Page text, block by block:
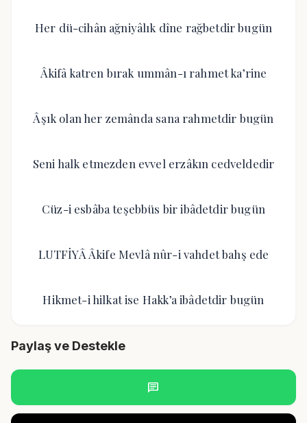
Her dü-cihân ağniyâlık dîne rağbetdir bugün
Âkifâ katren bırak ummân-ı rahmet ka’rine
Âşık olan her zemânda sana rahmetdir bugün
Seni halk etmezden evvel erzâkın cedveldedir
Cüz-i esbâba teşebbüs bir ibâdetdir bugün
LUTFİYÂ Âkife Mevlâ nûr-i vahdet bahş ede
Hikmet-i hilkat ise Hakk’a ibâdetdir bugün
Paylaş ve Destekle
chat